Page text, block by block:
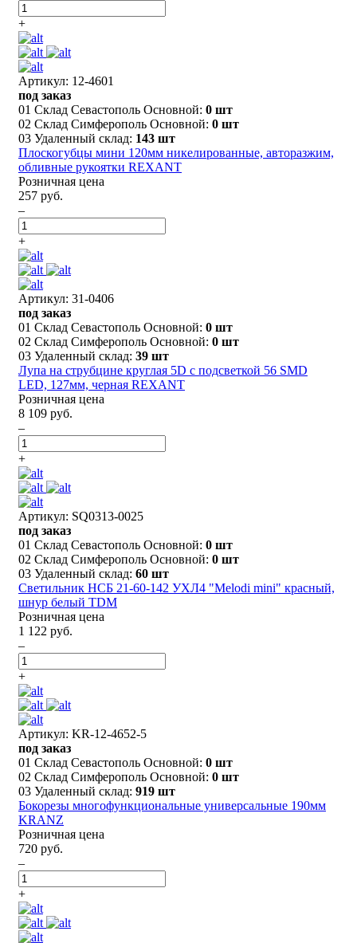
+
Артикул: 12-4601
под заказ
01 Склад Севастополь Основной: 0 шт
02 Склад Симферополь Основной: 0 шт
03 Удаленный склад: 143 шт
Плоскогубцы мини 120мм никелированные, авторазжим,
обливные рукоятки REXANT
Розничная цена
257 руб.
–
+
Артикул: 31-0406
под заказ
01 Склад Севастополь Основной: 0 шт
02 Склад Симферополь Основной: 0 шт
03 Удаленный склад: 39 шт
Лупа на струбцине круглая 5D с подсветкой 56 SMD
LED, 127мм, черная REXANT
Розничная цена
8 109 руб.
–
+
Артикул: SQ0313-0025
под заказ
01 Склад Севастополь Основной: 0 шт
02 Склад Симферополь Основной: 0 шт
03 Удаленный склад: 60 шт
Светильник НСБ 21-60-142 УХЛ4 "Melodi mini" красный,
шнур белый TDM
Розничная цена
1 122 руб.
–
+
Артикул: KR-12-4652-5
под заказ
01 Склад Севастополь Основной: 0 шт
02 Склад Симферополь Основной: 0 шт
03 Удаленный склад: 919 шт
Бокорезы многофункциональные универсальные 190мм
KRANZ
Розничная цена
720 руб.
–
+